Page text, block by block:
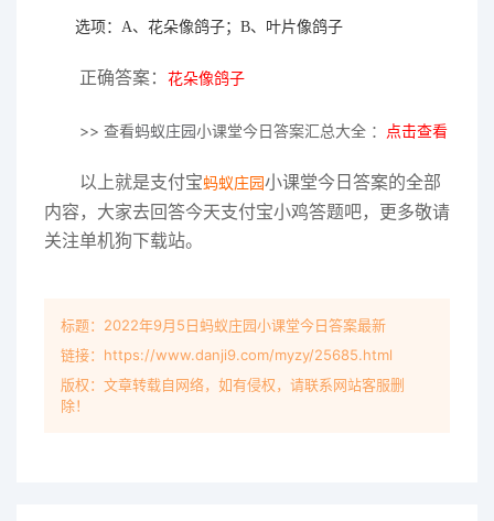
选项：A、花朵像鸽子；B、叶片像鸽子
正确答案： 花朵像鸽子
>> 查看蚂蚁庄园小课堂今日答案汇总大全 ： 点击查看
以上就是支付宝蚂蚁庄园小课堂今日答案的全部
内容，大家去回答今天支付宝小鸡答题吧，更多敬请
关注单机狗下载站。
标题：2022年9月5日蚂蚁庄园小课堂今日答案最新
链接：https://www.danji9.com/myzy/25685.html
版权：文章转载自网络，如有侵权，请联系网站客服删
除！